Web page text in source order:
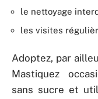
le nettoyage
les visites
Adoptez, par
Mastiquez
sans sucre et